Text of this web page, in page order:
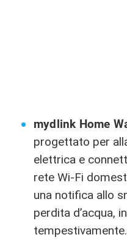
mydlink Home
progettato per
elettrica e
rete Wi-Fi
una notifica allo
perdita d’acqua,